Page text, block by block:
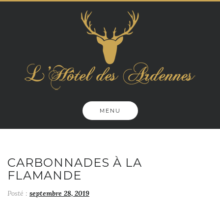
MENU
CARBONNADES À LA
FLAMANDE
Posté : septembre 28, 2019